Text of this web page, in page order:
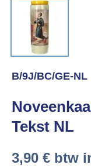
B/9J/BC/GE-NL
Tekst NL
3,90 € btw